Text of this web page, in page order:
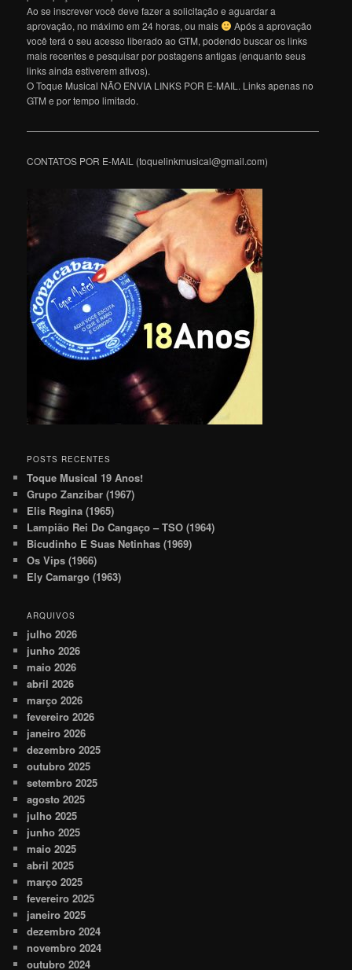
Ao se inscrever você deve fazer a solicitação e aguardar a
aprovação, no máximo em 24 horas, ou mais
Após a aprovação
você terá o seu acesso liberado ao GTM, podendo buscar os links
mais recentes e pesquisar por postagens antigas (enquanto seus
links ainda estiverem ativos).
O Toque Musical NÃO ENVIA LINKS POR E-MAIL. Links apenas no
GTM e por tempo limitado.
———————————————————————————————
CONTATOS POR E-MAIL (toquelinkmusical@gmail.com)
POSTS RECENTES
Toque Musical 19 Anos!
Grupo Zanzibar (1967)
Elis Regina (1965)
Lampião Rei Do Cangaço – TSO (1964)
Bicudinho E Suas Netinhas (1969)
Os Vips (1966)
Ely Camargo (1963)
ARQUIVOS
julho 2026
junho 2026
maio 2026
abril 2026
março 2026
fevereiro 2026
janeiro 2026
dezembro 2025
outubro 2025
setembro 2025
agosto 2025
julho 2025
junho 2025
maio 2025
abril 2025
março 2025
fevereiro 2025
janeiro 2025
dezembro 2024
novembro 2024
outubro 2024